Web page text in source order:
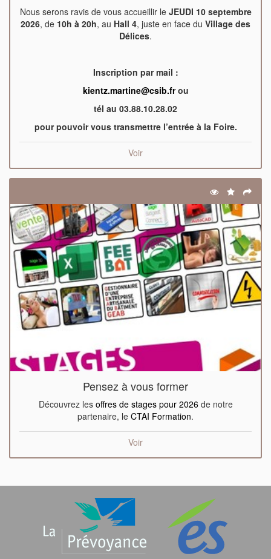
Nous serons ravis de vous accueillir le JEUDI 10 septembre
2026, de 10h à 20h, au Hall 4, juste en face du Village des
Délices.
Inscription par mail :
kientz.martine@csib.frou
tél au 03.88.10.28.02
pour pouvoir vous transmettre l’entrée à la Foire.
Voir
Pensez à vous former
Découvrez les offres de stages pour 2026de notre
partenaire, le CTAI Formation.
Voir